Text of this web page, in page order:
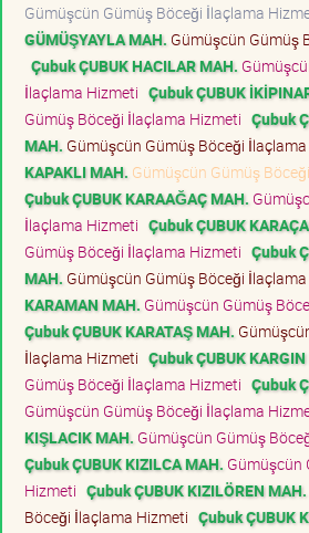
Gümüşcün Gümüş Böceği İlaçlama
GÜMÜŞYAYLA MAH. Gümüşcün Gümüş
Çubuk ÇUBUK HACILAR MAH.
İlaçlama Hizmeti Çubuk ÇUBUK
Gümüş Böceği İlaçlama Hizmeti Çubuk
MAH. Gümüşcün Gümüş Böceği
KAPAKLI MAH. Gümüşcün Gümüş
Çubuk ÇUBUK KARAAĞAÇ MAH.
İlaçlama Hizmeti Çubuk ÇUBUK
Gümüş Böceği İlaçlama Hizmeti Çubuk
MAH. Gümüşcün Gümüş Böceği
KARAMAN MAH. Gümüşcün Gümüş
Çubuk ÇUBUK KARATAŞ MAH.
İlaçlama Hizmeti Çubuk ÇUBUK
Gümüş Böceği İlaçlama Hizmeti Çubuk
Gümüşcün Gümüş Böceği İlaçlama
KIŞLACIK MAH. Gümüşcün Gümüş
Çubuk ÇUBUK KIZILCA MAH. Gümüşcün
Hizmeti Çubuk ÇUBUK KIZILÖREN MAH.
Böceği İlaçlama Hizmeti Çubuk ÇUBUK